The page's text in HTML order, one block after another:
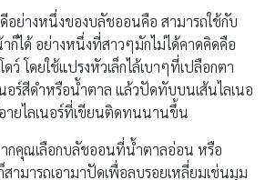
อย่างหนึ่งของบลัชออนคือ สามารถใช้กับ
ก็ได้ อย่างหนึ่งที่สาวๆมักไม่ได้คาดคิดคือ
ว์ โดยใช้แปรงหัวเล็กไล้เบาๆที่เปลือกตา
นอร์สีดำหรือน้ำตาล แล้วปัดทับบนเส้นไลเนอ
ายไลเนอร์ที่เขียนติดทนนานขึ้น
กคุณเลือกบลัชออนที่น้ำตาลอ่อน หรือ
ามารถเอามาปัดเพื่อลบรอยเหลี่ยมเช่นมุม